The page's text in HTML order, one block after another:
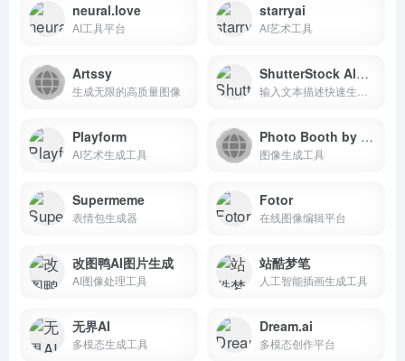
neural.love
AI工具平台
starryai
AI艺术工具
Artssy
生成无限的高质量图像
ShutterStock Al图片生成
输入文本描述快速生成高质量的图像
Playform
AI艺术生成工具
Photo Booth by Magic Studio
图像生成工具
Supermeme
表情包生成器
Fotor
在线图像编辑平台
改图鸭AI图片生成
AI图像处理工具
站酷梦笔
人工智能插画生成工具
无界AI
多模态生成工具
Dream.ai
多模态创作平台